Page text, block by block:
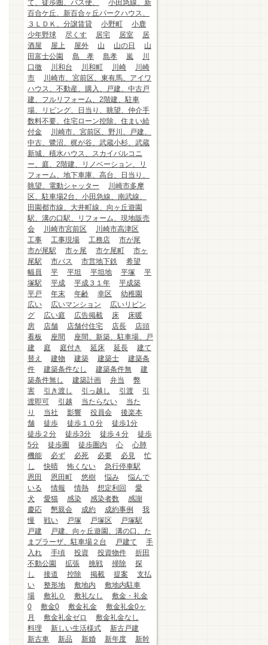
て、徒歩圏、バス便、
小田急線、新
百合ケ丘、新百合ヶ丘パークハウス、
３ＬＤＫ、分譲賃貸
小野町
小鹿
少年野球
尽くす 居宅 居室
居
酒屋
屋上 屋外 山 山の日
山
田富士公園
島 孝 島孝 嵐
川
口徹
川和台 川和町 川崎
川崎
市
川崎市、宮前区、東有馬、アイワ
ハウス、不動産、購入、戸建、中古戸
建、フルリフォーム、2階建、駐車
場、リビング、日当り、眺望、仲介手
数料不要、住宅ローン控除、住まい給
付金
川崎市、宮前区、野川、戸建、
中古、鷺沼、梶が谷、武蔵小杉、武蔵
新城、積水ハウス、スカイバルコニ
ー、庭、2階建、リノベーション、リ
フォーム、地下車庫、高台、日当り、
眺望、電動シャッター
川崎市多摩
区、駐車場2台、小田急線、南武線、
田園都市線、大井町線、向ヶ丘遊園
駅、溝の口駅、リフォーム、現地販売
会
川崎市宮前区
川崎市高津区
工事
工事現場 工務店
市が尾
市が尾駅
市ヶ尾 市ケ尾町
市ヶ
尾駅
市バス 市営地下鉄
希望
幅員
平 平坦 平坦地 平塚
平
塚駅
平成 平成３１年
平成築
平戸
年末 年齢 幸区
幼稚園
広い
広いマンション
広いリビン
グ
広い庭 広告掲載 床
床暖
房
店舗 店舗付住宅 店長
店頭
看板
座間
座間、新築、駐車場、戸
建
庭 庭付き 延床 延長
建て
替え
建物 建築 建築士
建築条
件
建築条件なし 建築条件無
建
築条件無し
建築計画 弁当
弊
害
引き渡し 引っ越し 引渡
引
渡即可
引越 当たらない
当た
り
当社 影響 役員会
後楽本
舗
徒歩 徒歩１０分
徒歩1分
徒歩２分
徒歩3分 徒歩４分
徒歩
5分
徒歩圏 徒歩圏内 心
心肺
機能
必ず 必死 必要 必見
忙
し
快晴 怖くない
急行停車駅
恩田
恩田町 悠樹 悩み
悩んで
いる
情報 情熱 想定利回
愛
犬
愛猫 感染 感染者数
感謝
慶応
懇親会 成約 成約事例
我
慢
戦い 戸塚 戸塚区
戸塚駅
戸建
戸建、向ヶ丘遊園、溝の口、た
まプラーザ、駐車場２台
戸建て
手
入れ
手頃 投資 投資物件
折田
不動公園
拡張 挑戦 掃除
探
し
接道 控除 掲載 提案
支払
い
整形地 敷地内
敷地内駐車
場
敷礼０ 敷礼なし
敷金・礼金
0
敷金0 敷金礼金
敷金礼金0ヶ
月
敷金礼金ゼロ
敷金礼金なし
料理
新しい生活様式
新古戸建
新古車
新品 新婚 新年度
新幹